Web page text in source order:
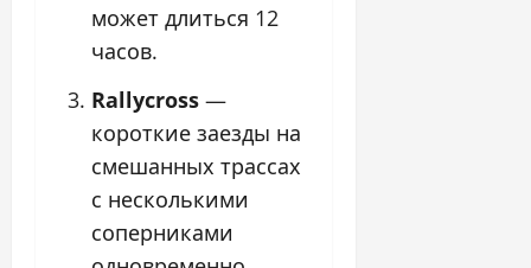
может длиться 12
часов.
Rallycross —
короткие заезды на
смешанных трассах
с несколькими
соперниками